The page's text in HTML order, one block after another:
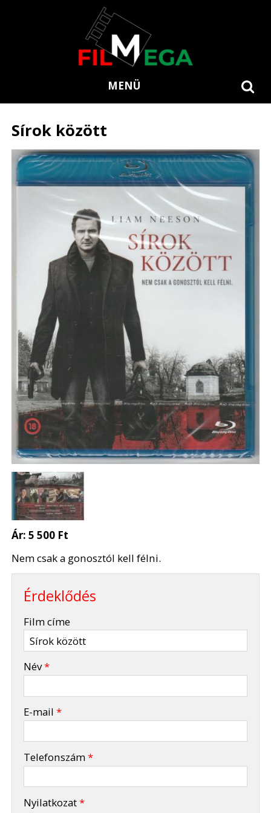
MENÜ
Sírok között
Ár:5 500 Ft
Nem csak a gonosztól kell félni.
Érdeklődés
Film címe
Név*
E-mail*
Telefonszám*
Nyilatkozat*